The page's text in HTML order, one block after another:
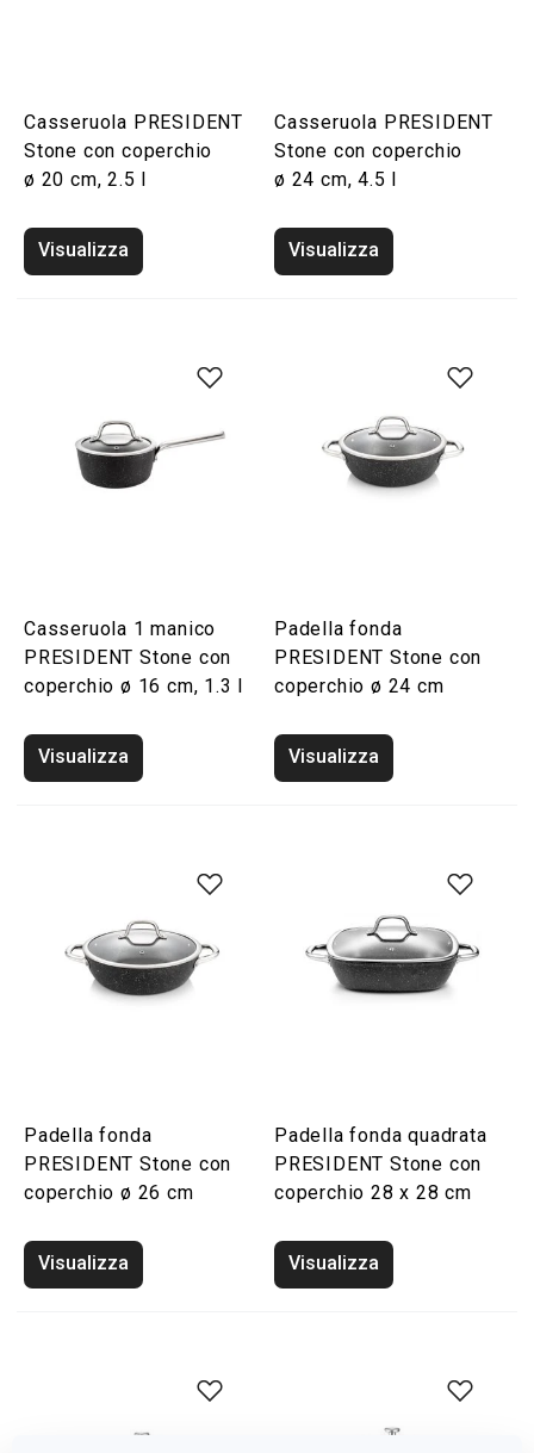
Casseruola PRESIDENT
Stone con coperchio
ø 20 cm, 2.5 l
Visualizza
Casseruola PRESIDENT
Stone con coperchio
ø 24 cm, 4.5 l
Visualizza
Casseruola 1 manico
PRESIDENT Stone con
coperchio ø 16 cm, 1.3 l
Visualizza
Padella fonda
PRESIDENT Stone con
coperchio ø 24 cm
Visualizza
Padella fonda
PRESIDENT Stone con
coperchio ø 26 cm
Visualizza
Padella fonda quadrata
PRESIDENT Stone con
coperchio 28 x 28 cm
Visualizza